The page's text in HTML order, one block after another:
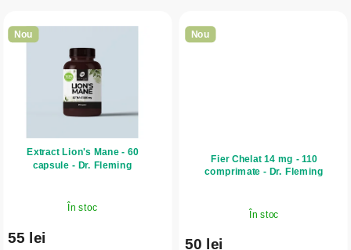
Nou
Extract Lion's Mane - 60
capsule - Dr. Fleming
În stoc
55 lei
Nou
Fier Chelat 14 mg - 110
comprimate - Dr. Fleming
În stoc
50 lei